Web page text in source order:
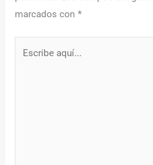
marcados con*